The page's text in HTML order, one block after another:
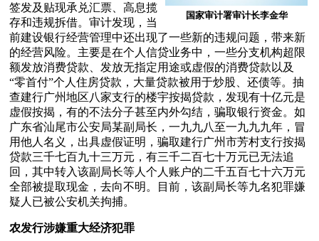
国家审计署审计长李金华
签发及贴现承兑汇票、高息揽
存和违规拆借。审计发现，当
前建设银行经营管理中还出现了一些新的违规问题，带来新
的经营风险。主要是在个人信贷业务中，一些分支机构超限
额发放消费贷款、发放无指定用途或虚假的消费贷款以及
“零首付”个人住房贷款，大量贷款被用于炒股、还债等。抽
查建行广州地区八家支行的楼宇按揭贷款，发现有十亿元是
虚假按揭，有的不法分子甚至内外勾结，骗取银行资金。如
广东省汕尾市公安局某副局长，一九九八至一九九九年，冒
用他人名义，出具虚假证明，骗取建行广州市芳村支行按揭
贷款三千七百九十三万元，有三千二百七十万元已无法追
回，其中转入该副局长等人个人账户的二千五百七十六万元
全部被提取现金，去向不明。目前，该副局长等九名犯罪嫌
疑人已被公安机关拘捕。
农发行涉嫌重大经济犯罪